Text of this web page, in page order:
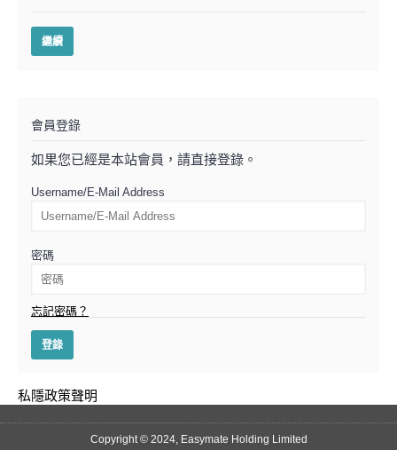
繼續
會員登錄
如果您已經是本站會員，請直接登錄。
Username/E-Mail Address
密碼
忘記密碼？
私隱政策聲明
Copyright © 2024, Easymate Holding Limited